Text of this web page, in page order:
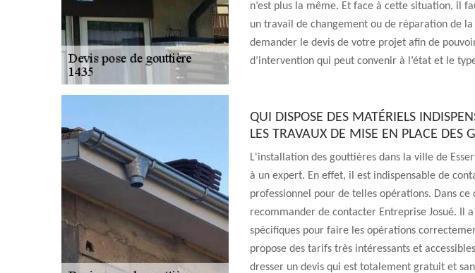
n’est plus la même. Et face à cette situation, il
un travail de changement ou de réparation de la
demander le devis de votre projet afin de
d’intervention qui peut convenir à l’état et le
QUI DISPOSE DES MATÉRIELS
LES TRAVAUX DE MISE EN PLACE DES
L'installation des gouttières dans la ville de
à un expert. En effet, il est indispensable de
professionnel pour de telles opérations. Dans ce
recommander de contacter Entreprise Josué. Il
spécifiques pour faire les opérations
propose des tarifs très intéressants et
dresser un devis qui est totalement gratuit et